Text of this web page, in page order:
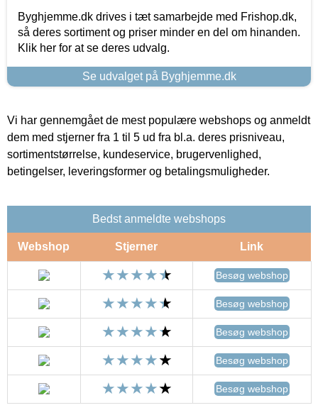
Byghjemme.dk drives i tæt samarbejde med Frishop.dk,
så deres sortiment og priser minder en del om hinanden.
Klik her for at se deres udvalg.
Se udvalget på Byghjemme.dk
Vi har gennemgået de mest populære webshops og anmeldt
dem med stjerner fra 1 til 5 ud fra bl.a. deres prisniveau,
sortimentstørrelse, kundeservice, brugervenlighed,
betingelser, leveringsformer og betalingsmuligheder.
Bedst anmeldte webshops
Webshop Stjerner Link
Besøg webshop
Besøg webshop
Besøg webshop
Besøg webshop
Besøg webshop